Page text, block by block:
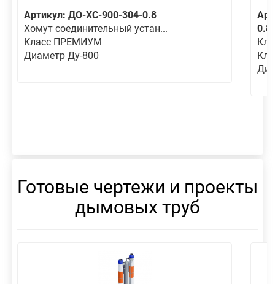
Артикул: ДО-ХС-900-304-0.8
Хомут соединительный устан...
Класс ПРЕМИУМ
Диаметр Ду-800
Готовые чертежи и проекты
дымовых труб